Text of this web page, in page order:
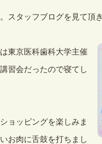
スタッフブログを見て頂
東京医科歯科大学主催
習会だったので寝てし
ョッピングを楽しみま
お肉に舌鼓を打ちまし